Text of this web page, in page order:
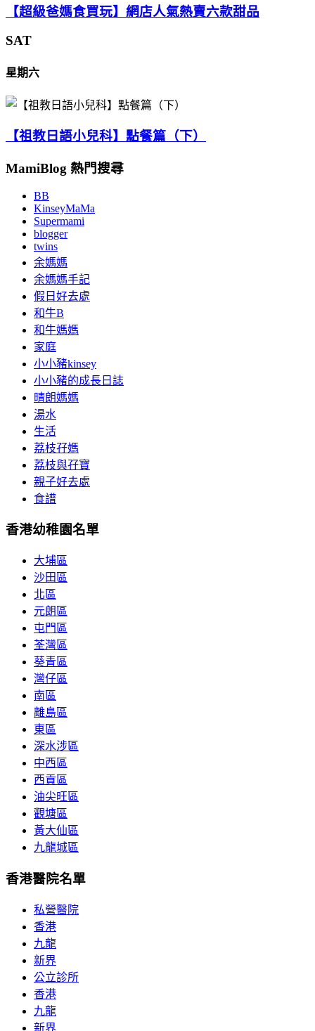
【超級爸媽食買玩】網店人氣熱賣六款甜品
SAT
星期六
【祖教日語小兒科】點餐篇（下）
MamiBlog 熱門搜尋
BB
KinseyMaMa
Supermami
blogger
twins
余媽媽
余媽媽手記
假日好去處
和牛B
和牛媽媽
家庭
小小豬kinsey
小小豬的成長日誌
晴朗媽媽
湯水
生活
荔枝孖媽
荔枝與孖寶
親子好去處
食譜
香港幼稚園名單
大埔區
沙田區
北區
元朗區
屯門區
荃灣區
葵青區
灣仔區
南區
離島區
東區
深水涉區
中西區
西貢區
油尖旺區
觀塘區
黃大仙區
九龍城區
香港醫院名單
私營醫院
香港
九龍
新界
公立診所
香港
九龍
新界